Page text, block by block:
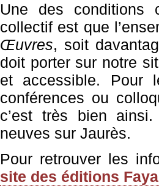
Une des conditions
collectif est que
Œuvres, soit
doit porter sur notre
et accessible. Pour
conférences ou
c’est très bien
neuves sur Jaurès.
Pour retrouver les
site des éditions